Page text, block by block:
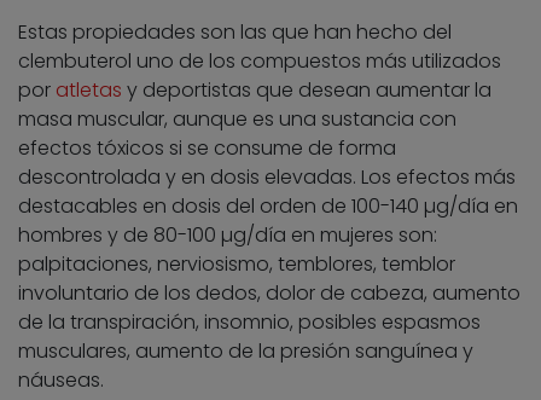
Estas propiedades son las que han hecho del
clembuterol uno de los compuestos más utilizados
por atletas y deportistas que desean aumentar la
masa muscular, aunque es una sustancia con
efectos tóxicos si se consume de forma
descontrolada y en dosis elevadas. Los efectos más
destacables en dosis del orden de 100-140 µg/día en
hombres y de 80-100 µg/día en mujeres son:
palpitaciones, nerviosismo, temblores, temblor
involuntario de los dedos, dolor de cabeza, aumento
de la transpiración, insomnio, posibles espasmos
musculares, aumento de la presión sanguínea y
náuseas.